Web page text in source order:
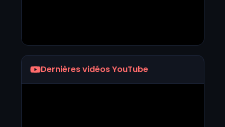
Dernières vidéos YouTube